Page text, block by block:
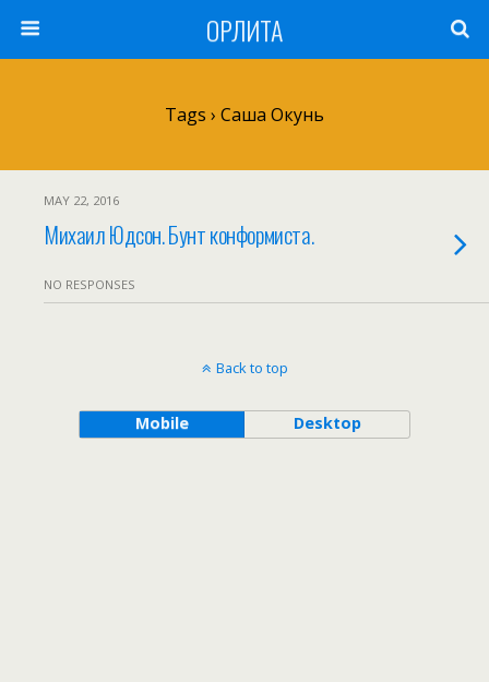
ОРЛИТА
Tags › Саша Окунь
MAY 22, 2016
Михаил Юдсон. Бунт конформиста.
NO RESPONSES
Back to top
Mobile Desktop